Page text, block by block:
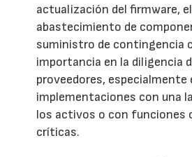
actualización del firmware, el
abastecimiento de
suministro de contingencia
importancia en la diligencia
proveedores, especialmente
implementaciones con una
los activos o con funciones
críticas.